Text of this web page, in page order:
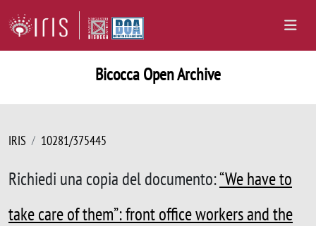
Bicocca Open Archive
IRIS 10281/375445
Richiedi una copia del documento:“We have to
take care of them”: front office workers and the